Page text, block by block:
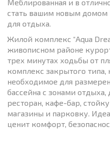
Меблированная и в
стать вашим новым
для отдыха.
Жилой комплекс “Aqua
живописном районе
трех минутах ходьбы от
комплекс закрытого типа,
необходимое для
бассейна с зонами
ресторан, кафе-бар,
магазины и парковку.
ценит комфорт,